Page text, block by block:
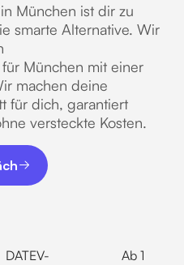
München ist dir zu
smarte Alternative. Wir
München mit einer
machen deine
für dich, garantiert
versteckte Kosten.
DATEV-
Ab 1